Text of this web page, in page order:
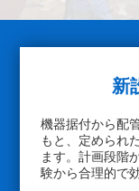
新
機器据付から配
もと、定められ
ます。計画段階
験から合理的で